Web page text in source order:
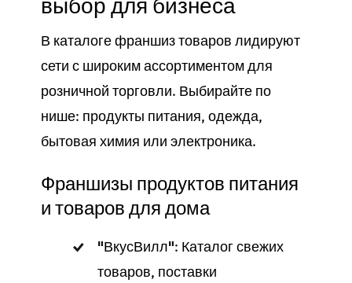
В каталоге франшиз товаров лидируют
сети с широким ассортиментом для
розничной торговли. Выбирайте по
нише: продукты питания, одежда,
бытовая химия или электроника.
Франшизы продуктов питания
и товаров для дома
"ВкусВилл": Каталог свежих
товаров, поставки